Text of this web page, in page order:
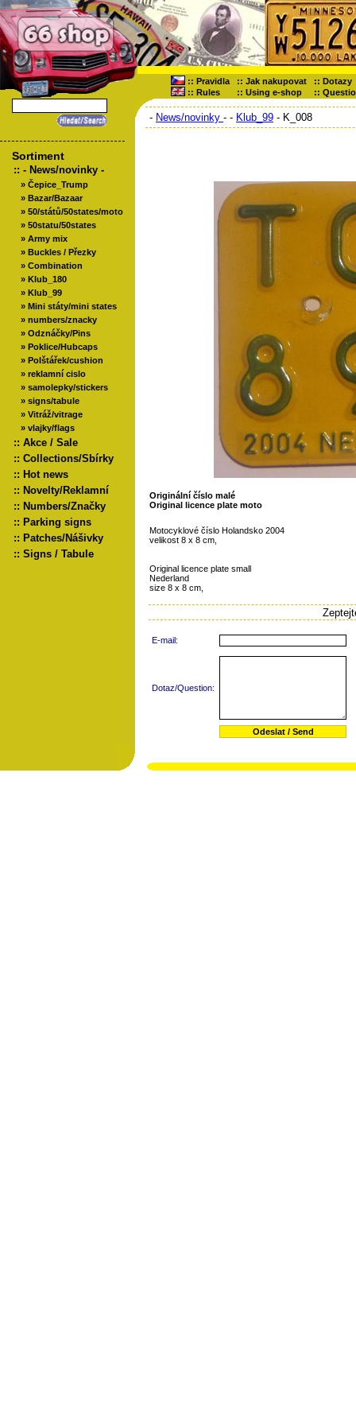
:: Pravidla :: Jak nakupovat :: Dotazy
:: Rules :: Using e-shop ::
Sortiment
:: - News/novinky -
» Čepice_Trump
» Bazar/Bazaar
» 50/států/50states/moto
» 50statu/50states
» Army mix
» Buckles / Přezky
» Combination
» Klub_180
» Klub_99
» Mini státy/mini states
» numbers/znacky
» Odznáčky/Pins
» Poklice/Hubcaps
» Polštářek/cushion
» reklamní cislo
» samolepky/stickers
» signs/tabule
» Vitráž/vitrage
» vlajky/flags
:: Akce / Sale
:: Collections/Sbírky
:: Hot news
:: Novelty/Reklamní
:: Numbers/Značky
:: Parking signs
:: Patches/Nášivky
:: Signs / Tabule
- News/novinky - - Klub_99 - K_008
Originální číslo malé
Original licence plate moto
Motocyklové číslo Holandsko 2004
velikost 8 x 8 cm,
Original licence plate small
Nederland
size 8 x 8 cm,
E-mail:
Dotaz/Question: